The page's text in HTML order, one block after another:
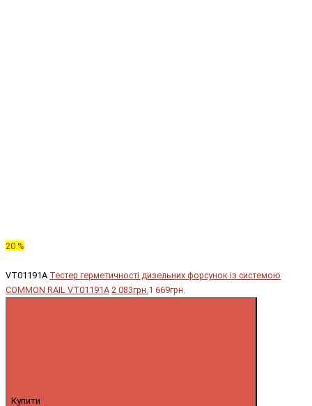
20 %
VT01191A Тестер герметичності дизельних форсунок із системою
COMMON RAIL VT01191A 2 083грн.1 669грн.
Купити